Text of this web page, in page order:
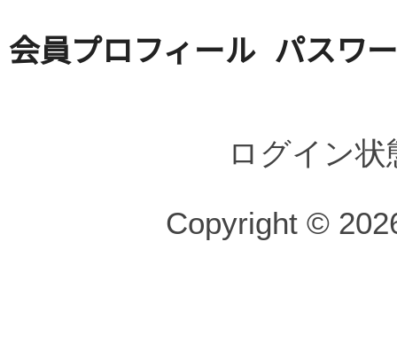
会員プロフィール パスワ
ログイン
Copyright ©